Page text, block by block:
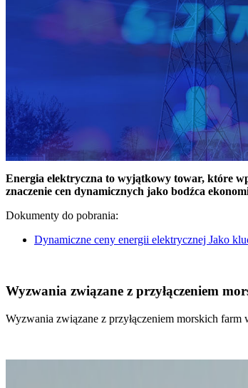
Energia elektryczna to wyjątkowy towar, które
znaczenie cen dynamicznych jako bodźca
Dokumenty do pobrania:
Dynamiczne ceny energii elektrycznej Jako
Wyzwania związane z przyłączeniem
Wyzwania związane z przyłączeniem morskich farm